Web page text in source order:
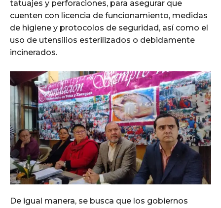
tatuajes y perforaciones, para asegurar que
cuenten con licencia de funcionamiento, medidas
de higiene y protocolos de seguridad, así como el
uso de utensilios esterilizados o debidamente
incinerados.
De igual manera, se busca que los gobiernos